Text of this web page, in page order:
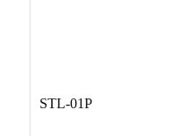
STL-01P